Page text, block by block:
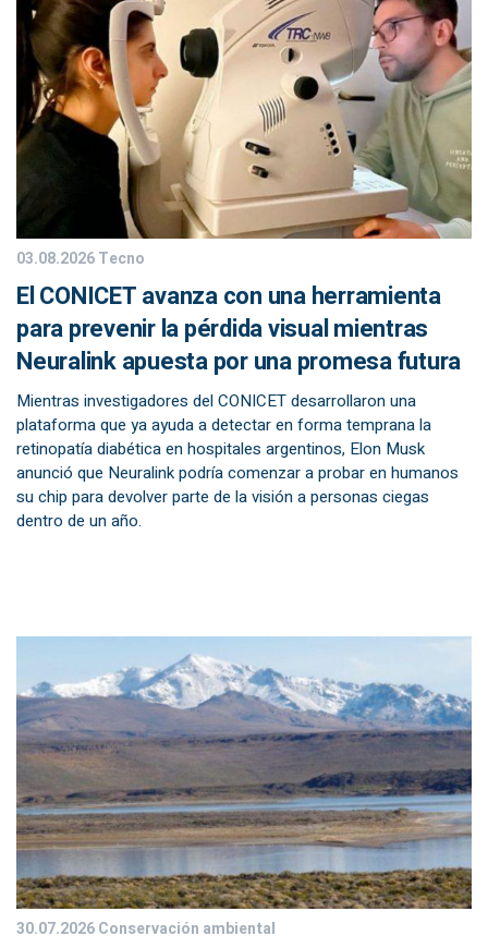
03.08.2026Tecno
El CONICET avanza con una herramienta
para prevenir la pérdida visual mientras
Neuralink apuesta por una promesa futura
Mientras investigadores del CONICET desarrollaron una
plataforma que ya ayuda a detectar en forma temprana la
retinopatía diabética en hospitales argentinos, Elon Musk
anunció que Neuralink podría comenzar a probar en humanos
su chip para devolver parte de la visión a personas ciegas
dentro de un año.
30.07.2026Conservación ambiental